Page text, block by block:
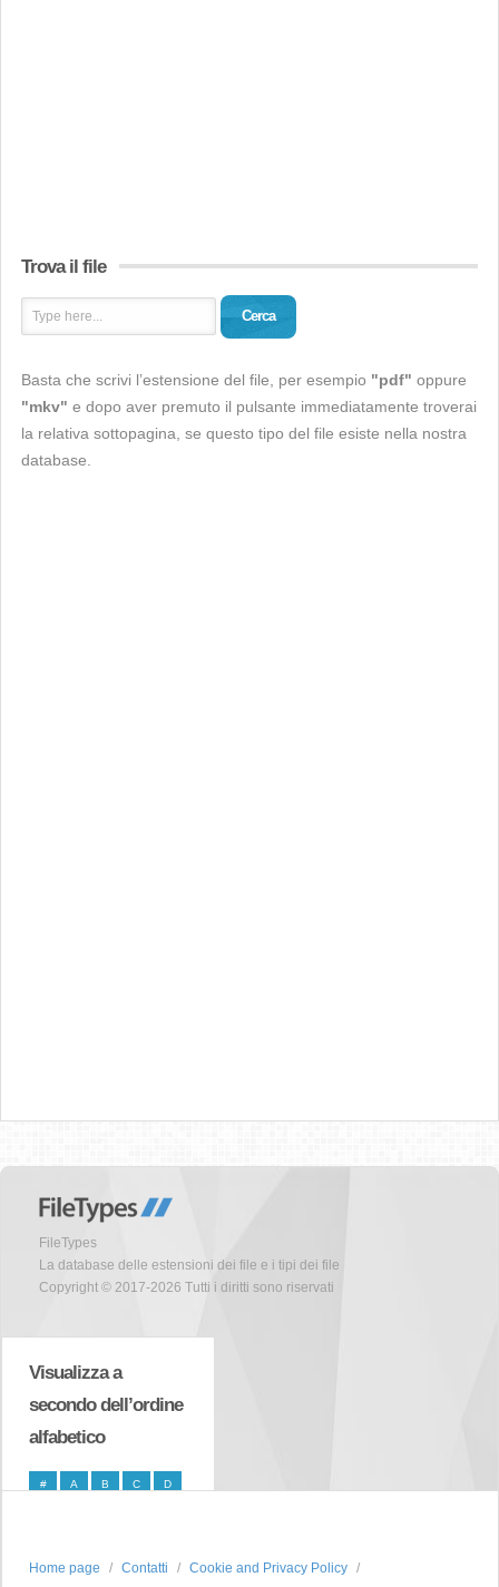
Trova il file
Cerca
Basta che scrivi l’estensione del file, per esempio "pdf" oppure
"mkv" e dopo aver premuto il pulsante immediatamente troverai
la relativa sottopagina, se questo tipo del file esiste nella nostra
database.
FileTypes
La database delle estensioni dei file e i tipi dei file
Copyright © 2017-2026 Tutti i diritti sono riservati
Visualizza a
secondo dell’ordine
alfabetico
# A B C D
Home page Contatti Cookie and Privacy Policy